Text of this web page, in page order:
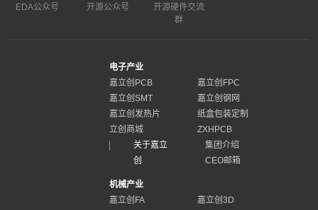
EDA公众号 开源公众号
开源硬件交流
群
电子产业
嘉立创PCB
嘉立创FPC
嘉立创SMT
嘉立创钢网
嘉立创发热片
纸盒包装定制
立创商城
ZXHPCB
关于嘉立
创
集团介绍
CEO邮箱
机械产业
嘉立创FA
嘉立创3D